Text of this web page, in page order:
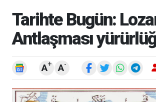
Tarihte Bugün:
Antlaşması
A+ A-